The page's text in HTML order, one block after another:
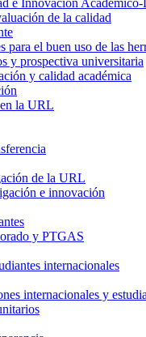
de la calidad
para el buen uso de las
y prospectiva universitaria
y calidad académica
la URL
de la URL
e innovación
y PTGAS
internacionales
internacionales y